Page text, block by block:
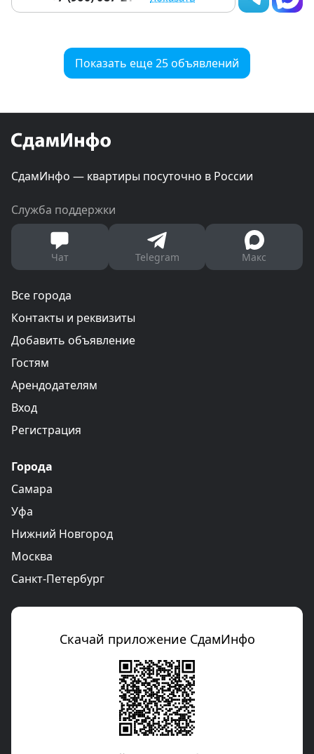
Показать еще 25 объявлений
СдамИнфо — квартиры посуточно в России
Служба поддержки
Чат Telegram Макс
Все города
Контакты и реквизиты
Добавить объявление
Гостям
Арендодателям
Вход
Регистрация
Города
Самара
Уфа
Нижний Новгород
Москва
Санкт-Петербург
Скачай приложение СдамИнфо